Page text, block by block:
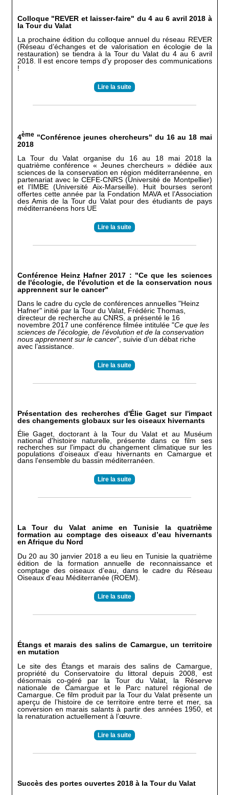
Colloque "REVER et laisser-faire" du 4 au 6 avril 2018 à
la Tour du Valat
La prochaine édition du colloque annuel du réseau REVER
(Réseau d’échanges et de valorisation en écologie de la
restauration) se tiendra à la Tour du Valat du 4 au 6 avril
2018. Il est encore temps d'y proposer des communications
!
Lire la suite
4ème"Conférence jeunes chercheurs" du 16 au 18 mai
2018
La Tour du Valat organise du 16 au 18 mai 2018 la
quatrième conférence « Jeunes chercheurs » dédiée aux
sciences de la conservation en région méditerranéenne, en
partenariat avec le CEFE-CNRS (Université de Montpellier)
et l’IMBE (Université Aix-Marseille). Huit bourses seront
offertes cette année par la Fondation MAVA et l’Association
des Amis de la Tour du Valat pour des étudiants de pays
méditerranéens hors UE
Lire la suite
Conférence Heinz Hafner 2017 : "Ce que les sciences
de l'écologie, de l'évolution et de la conservation nous
apprennent sur le cancer"
Dans le cadre du cycle de conférences annuelles "Heinz
Hafner" initié par la Tour du Valat, Frédéric Thomas,
directeur de recherche au CNRS, a présenté le 16
novembre 2017 une conférence filmée intitulée "Ce que les
sciences de l’écologie, de l’évolution et de la conservation
nous apprennent sur le cancer", suivie d’un débat riche
avec l’assistance.
Lire la suite
Présentation des recherches d'Élie Gaget sur l'impact
des changements globaux sur les oiseaux hivernants
Élie Gaget, doctorant à la Tour du Valat et au Muséum
national d'histoire naturelle, présente dans ce film ses
recherches sur l'impact du changement climatique sur les
populations d'oiseaux d'eau hivernants en Camargue et
dans l'ensemble du bassin méditerranéen.
Lire la suite
La Tour du Valat anime en Tunisie la quatrième
formation au comptage des oiseaux d’eau hivernants
en Afrique du Nord
Du 20 au 30 janvier 2018 a eu lieu en Tunisie la quatrième
édition de la formation annuelle de reconnaissance et
comptage des oiseaux d’eau, dans le cadre du Réseau
Oiseaux d'eau Méditerranée (ROEM).
Lire la suite
Étangs et marais des salins de Camargue, un territoire
en mutation
Le site des Étangs et marais des salins de Camargue,
propriété du Conservatoire du littoral depuis 2008, est
désormais co-géré par la Tour du Valat, la Réserve
nationale de Camargue et le Parc naturel régional de
Camargue. Ce film produit par la Tour du Valat présente un
aperçu de l’histoire de ce territoire entre terre et mer, sa
conversion en marais salants à partir des années 1950, et
la renaturation actuellement à l’œuvre.
Lire la suite
Succès des portes ouvertes 2018 à la Tour du Valat